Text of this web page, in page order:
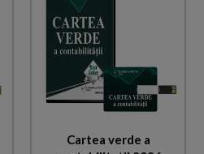
Cartea verde a